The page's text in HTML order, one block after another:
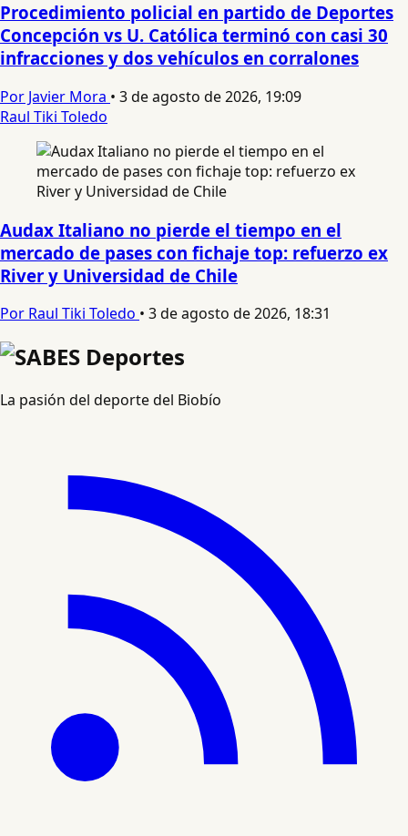
Procedimiento policial en partido de Deportes
Concepción vs U. Católica terminó con casi 30
infracciones y dos vehículos en corralones
Por Javier Mora • 3 de agosto de 2026, 19:09
Raul Tiki Toledo
Audax Italiano no pierde el tiempo en el
mercado de pases con fichaje top: refuerzo ex
River y Universidad de Chile
Por Raul Tiki Toledo • 3 de agosto de 2026, 18:31
La pasión del deporte del Biobío